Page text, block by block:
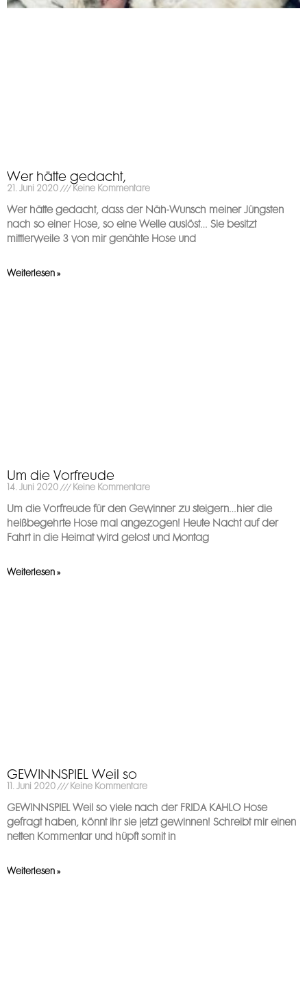
Wer hätte gedacht,
21. Juni 2020 Keine Kommentare
Wer hätte gedacht, dass der Näh-Wunsch meiner Jüngsten
nach so einer Hose, so eine Welle auslöst… Sie besitzt
mittlerweile 3 von mir genähte Hose und
Weiterlesen »
Um die Vorfreude
14. Juni 2020 Keine Kommentare
Um die Vorfreude für den Gewinner zu steigern…hier die
heißbegehrte Hose mal angezogen! Heute Nacht auf der
Fahrt in die Heimat wird gelost und Montag
Weiterlesen »
GEWINNSPIEL Weil so
11. Juni 2020 Keine Kommentare
GEWINNSPIEL Weil so viele nach der FRIDA KAHLO Hose
gefragt haben, könnt ihr sie jetzt gewinnen! Schreibt mir einen
netten Kommentar und hüpft somit in
Weiterlesen »